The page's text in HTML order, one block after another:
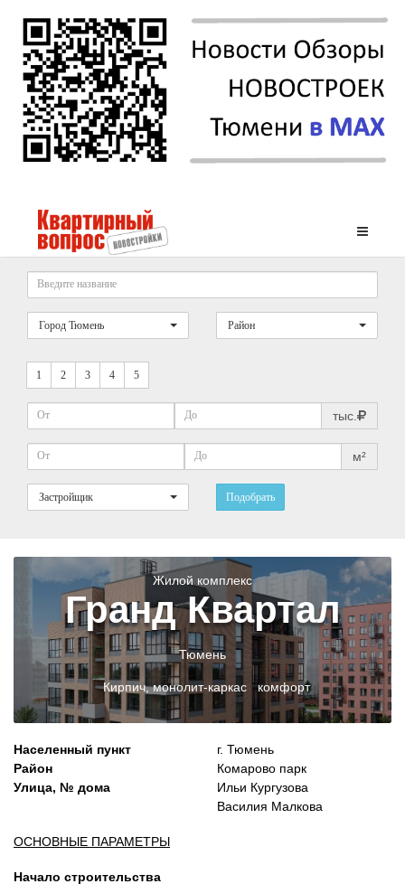
Город Тюмень Район
1 2 3 4 5
тыс.
м²
Застройщик Подобрать
Жилой комплекс
Гранд Квартал
Тюмень
Кирпич, монолит-каркас комфорт
Населенный пункт
Район
Улица, № дома
ОСНОВНЫЕ ПАРАМЕТРЫ
Начало строительства
г. Тюмень
Комарово парк
Ильи Кургузова
Василия Малкова